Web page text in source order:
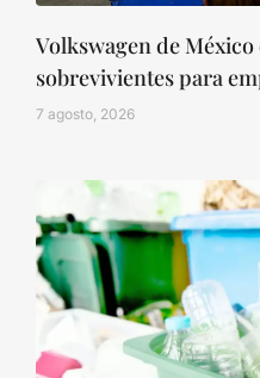
Volkswagen de
sobrevivientes para
7 agosto, 2026